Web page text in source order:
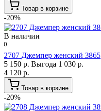
Товар в корзине
-20%
В наличии
0
2707 Джемпер женский 3865
5 150 р. Выгода 1 030 р.
4 120 р.
Товар в корзине
-20%